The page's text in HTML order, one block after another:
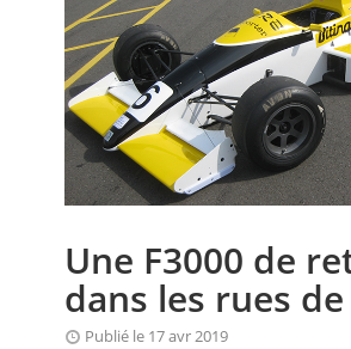
MONTAGNE
EVÈNEMENTS
CALENDRIER
FOCUS
ANNUAIRES
PETITES ANNONCES
Une F3000 de
dans les rues de
Publié le 17 avr 2019